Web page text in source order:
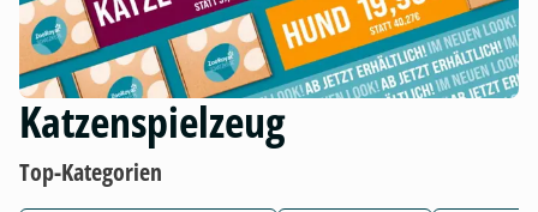
Katzenspielzeug
Top-Kategorien